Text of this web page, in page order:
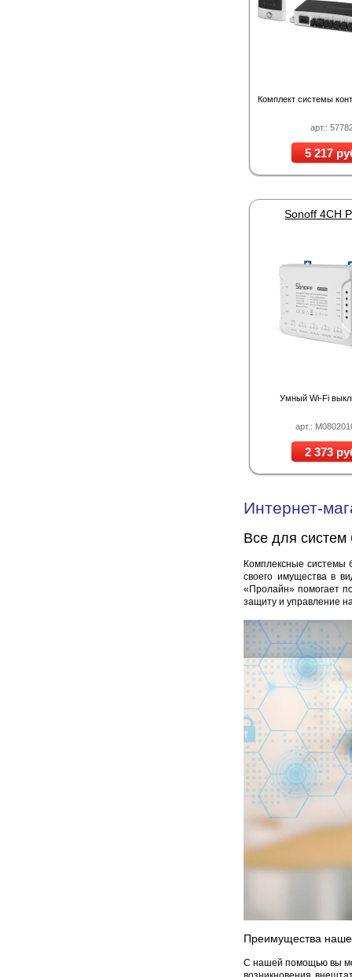
арт.:
Комплект системы
5 217
арт.:
Sonoff 4CH
Умный Wi-Fi
2 373
Интернет-
Все для систем
Комплексные системы
своего имущества в
«Пролайн» помогает
защиту и управление
Преимущества
С нашей помощью вы